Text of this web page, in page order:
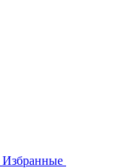
Избранные